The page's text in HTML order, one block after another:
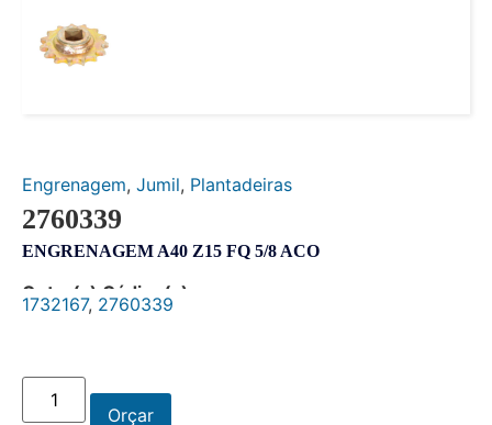
Engrenagem, Jumil, Plantadeiras
2760339
ENGRENAGEM A40 Z15 FQ 5/8 ACO
Outro(s) Código(s):
1732167, 2760339
Orçar